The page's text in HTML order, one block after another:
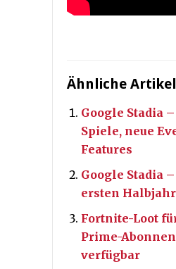
Ähnliche
Google Stadia
Spiele, neue
Features
Google Stadia
ersten
Fortnite-Loot
Prime-
verfügbar